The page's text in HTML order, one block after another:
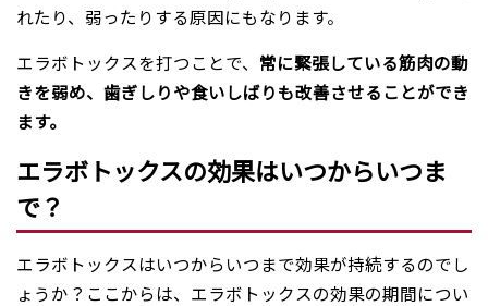
れたり、弱ったりする原因にもなります。
エラボトックスを打つことで、 常に緊張している筋肉の動
きを弱め、歯ぎしりや食いしばりも改善させることができ
ます。
エラボトックスの効果はいつからいつま
で？
エラボトックスはいつからいつまで効果が持続するのでし
ょうか？ここからは、エラボトックスの効果の期間につい